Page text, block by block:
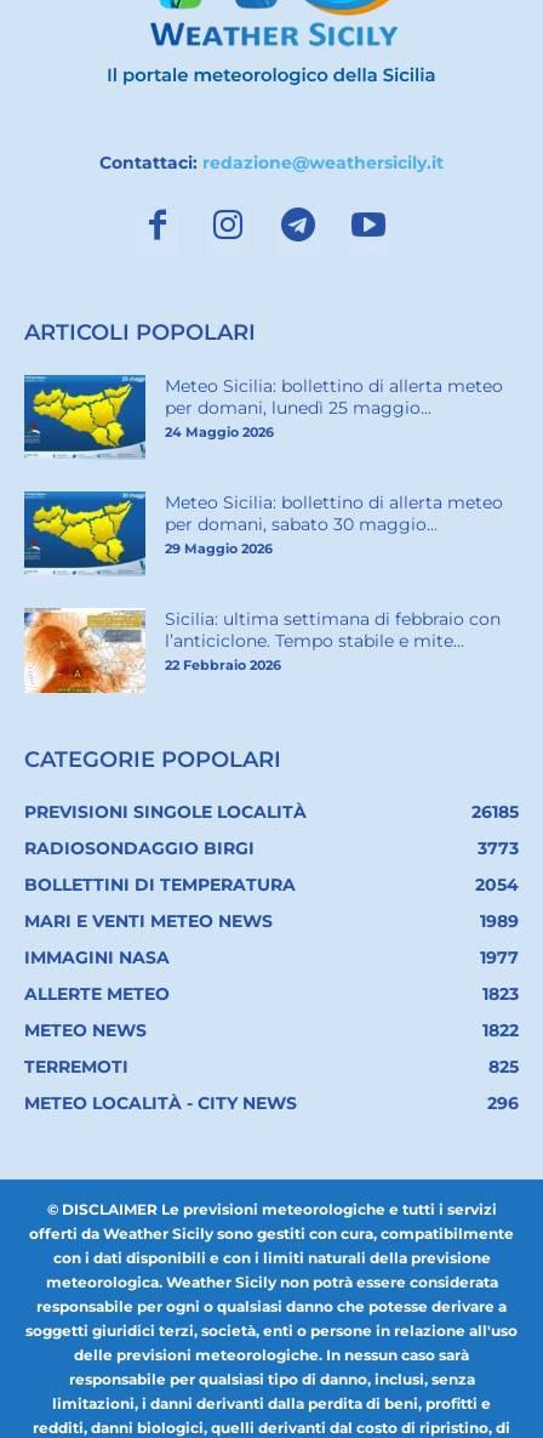
Contattaci: redazione@weathersicily.it
ARTICOLI POPOLARI
Meteo Sicilia: bollettino di allerta meteo
per domani, lunedì 25 maggio...
24 Maggio 2026
Meteo Sicilia: bollettino di allerta meteo
per domani, sabato 30 maggio...
29 Maggio 2026
Sicilia: ultima settimana di febbraio con
l’anticiclone. Tempo stabile e mite...
22 Febbraio 2026
CATEGORIE POPOLARI
PREVISIONI SINGOLE LOCALITÀ
26185
RADIOSONDAGGIO BIRGI
3773
BOLLETTINI DI TEMPERATURA
2054
MARI E VENTI METEO NEWS
1989
IMMAGINI NASA
1977
ALLERTE METEO
1823
METEO NEWS
1822
TERREMOTI
825
METEO LOCALITÀ - CITY NEWS
296
© DISCLAIMER Le previsioni meteorologiche e tutti i servizi
offerti da Weather Sicily sono gestiti con cura, compatibilmente
con i dati disponibili e con i limiti naturali della previsione
meteorologica. Weather Sicily non potrà essere considerata
responsabile per ogni o qualsiasi danno che potesse derivare a
soggetti giuridici terzi, società, enti o persone in relazione all'uso
delle previsioni meteorologiche. In nessun caso sarà
responsabile per qualsiasi tipo di danno, inclusi, senza
limitazioni, i danni derivanti dalla perdita di beni, profitti e
redditi, danni biologici, quelli derivanti dal costo di ripristino, di